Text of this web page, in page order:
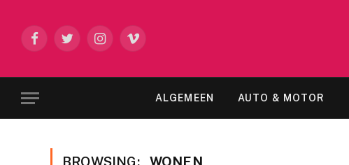
FacebookTwitterInstagram
Vimeo
ALGEMEEN AUTO & MOTOR
BROWSING: WONEN